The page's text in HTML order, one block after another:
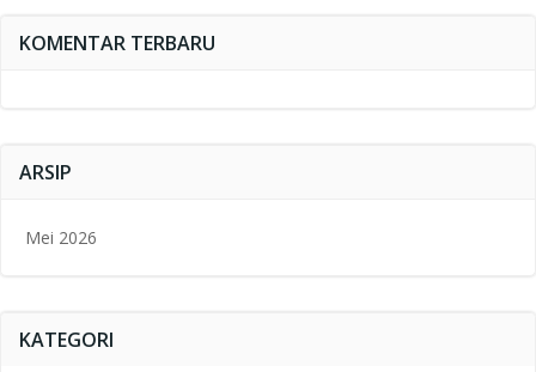
KOMENTAR TERBARU
ARSIP
Mei 2026
KATEGORI